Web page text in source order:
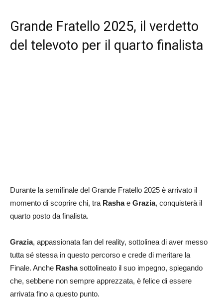
Grande Fratello 2025, il verdetto
del televoto per il quarto finalista
Durante la semifinale del Grande Fratello 2025 è arrivato il
momento di scoprire chi, tra Rashae Grazia, conquisterà il
quarto posto da finalista.
Grazia, appassionata fan del reality, sottolinea di aver messo
tutta sé stessa in questo percorso e crede di meritare la
Finale. Anche Rashasottolineato il suo impegno, spiegando
che, sebbene non sempre apprezzata, è felice di essere
arrivata fino a questo punto.